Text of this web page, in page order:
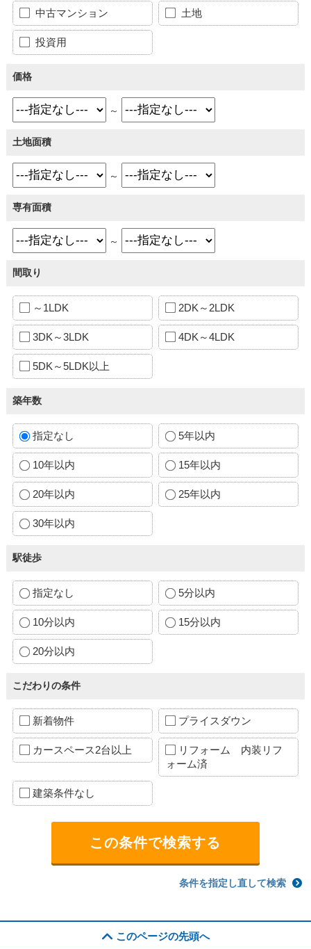
中古マンション 土地
投資用
価格
～
土地面積
～
専有面積
～
間取り
～1LDK 2DK～2LDK
3DK～3LDK 4DK～4LDK
5DK～5LDK以上
築年数
指定なし 5年以内
10年以内 15年以内
20年以内 25年以内
30年以内
駅徒歩
指定なし 5分以内
10分以内 15分以内
20分以内
こだわりの条件
新着物件 プライスダウン
カースペース2台以上
リフォーム 内装リフ
ォーム済
建築条件なし
条件を指定し直して検索
このページの先頭へ